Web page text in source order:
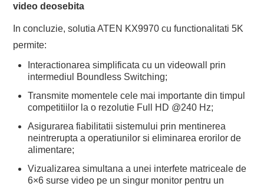
video deosebita
In concluzie, solutia ATEN KX9970 cu functionalitati 5K
permite:
Interactionarea simplificata cu un videowall prin
intermediul Boundless Switching;
Transmite momentele cele mai importante din timpul
competitiilor la o rezolutie Full HD @240 Hz;
Asigurarea fiabilitatii sistemului prin mentinerea
neintrerupta a operatiunilor si eliminarea erorilor de
alimentare;
Vizualizarea simultana a unei interfete matriceale de
6×6 surse video pe un singur monitor pentru un